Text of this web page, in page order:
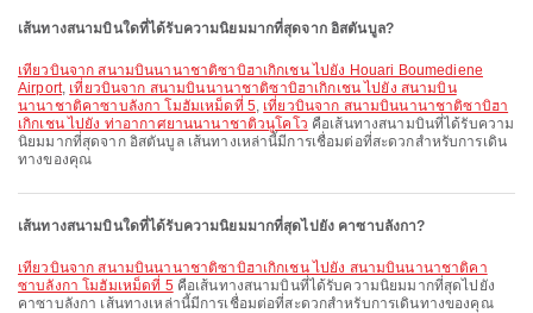
เส้นทางสนามบินใดที่ได้รับความนิยมมากที่สุดจาก อิสตันบูล?
เที่ยวบินจาก สนามบินนานาชาติซาบิฮาเกิกเชน ไปยัง Houari Boumediene
Airport, เที่ยวบินจาก สนามบินนานาชาติซาบิฮาเกิกเชน ไปยัง สนามบิน
นานาชาติคาซาบลังกา โมฮัมเหม็ดที่ 5, เที่ยวบินจาก สนามบินนานาชาติซาบิฮา
เกิกเชน ไปยัง ท่าอากาศยานนานาชาติวนูโคโว คือเส้นทางสนามบินที่ได้รับความ
นิยมมากที่สุดจาก อิสตันบูล เส้นทางเหล่านี้มีการเชื่อมต่อที่สะดวกสำหรับการเดิน
ทางของคุณ
เส้นทางสนามบินใดที่ได้รับความนิยมมากที่สุดไปยัง คาซาบลังกา?
เที่ยวบินจาก สนามบินนานาชาติซาบิฮาเกิกเชน ไปยัง สนามบินนานาชาติคา
ซาบลังกา โมฮัมเหม็ดที่ 5คือเส้นทางสนามบินที่ได้รับความนิยมมากที่สุดไปยัง
คาซาบลังกา เส้นทางเหล่านี้มีการเชื่อมต่อที่สะดวกสำหรับการเดินทางของคุณ